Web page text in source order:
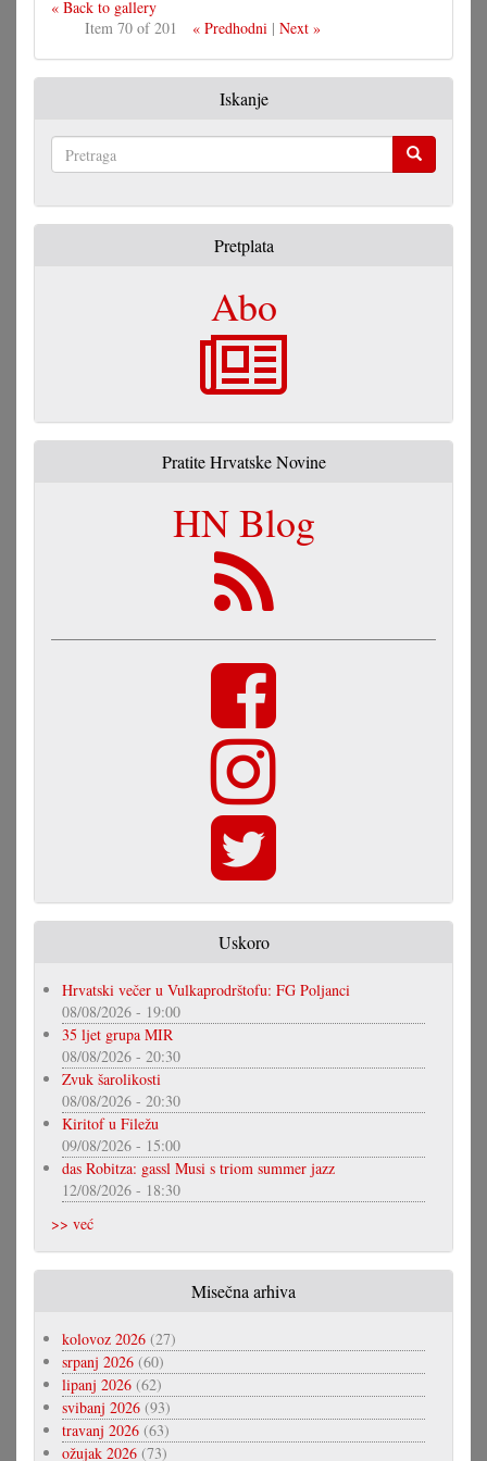
« Back to gallery
Item 70 of 201
« Predhodni| Next »
Iskanje
Pretplata
Abo
Pratite Hrvatske Novine
HN Blog
Uskoro
Hrvatski večer u Vulkaprodrštofu: FG Poljanci
08/08/2026 - 19:00
35 ljet grupa MIR
08/08/2026 - 20:30
Zvuk šarolikosti
08/08/2026 - 20:30
Kiritof u Filežu
09/08/2026 - 15:00
das Robitza: gassl Musi s triom summer jazz
12/08/2026 - 18:30
>> već
Misečna arhiva
kolovoz 2026 (27)
srpanj 2026 (60)
lipanj 2026 (62)
svibanj 2026 (93)
travanj 2026 (63)
ožujak 2026 (73)